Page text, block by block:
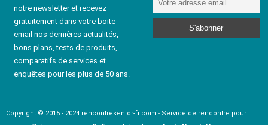
notre newsletter et recevez
gratuitement dans votre boite
email nos dernières actualités,
bons plans, tests de produits,
comparatifs de services et
enquêtes pour les plus de 50 ans.
Copyright © 2015 - 2024 rencontresenior-fr.com - Service de rencontre pour